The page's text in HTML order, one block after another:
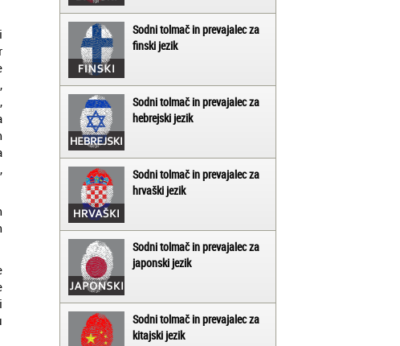
Sodni tolmač in prevajalec za
finski jezik
Sodni tolmač in prevajalec za
hebrejski jezik
Sodni tolmač in prevajalec za
hrvaški jezik
Sodni tolmač in prevajalec za
japonski jezik
Sodni tolmač in prevajalec za
kitajski jezik